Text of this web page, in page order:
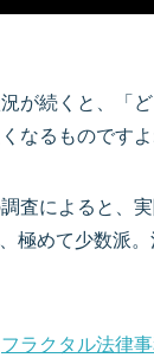
が続くと、「
なるものですよ
査によると、
極めて少数派
フラクタル法律